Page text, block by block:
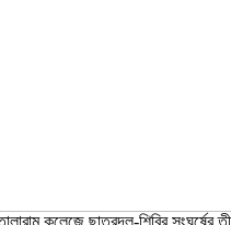
কলেজে ছাত্রদল-শিবির সংঘর্ষের